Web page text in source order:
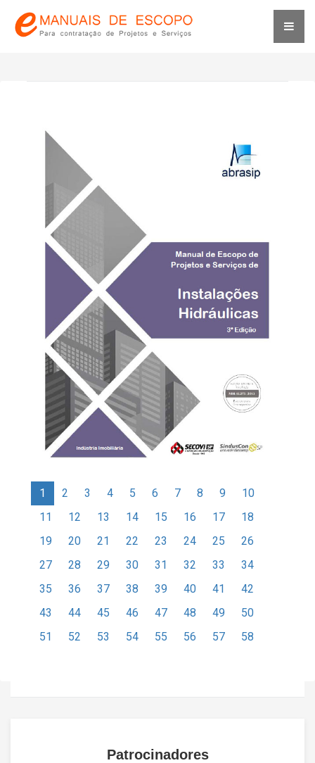
1 2 3 4 5 6 7 8 9
10
11
12 13 14 15 16 17
18
19
20 21 22 23 24 25
26
27
28 29 30 31 32 33
34
35
36 37 38 39 40 41
42
43
44 45 46 47 48 49
50
51
52 53 54 55 56 57 58
Patrocinadores